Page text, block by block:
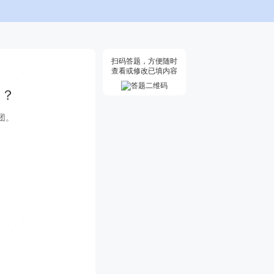
扫码答题，方便随时
查看或修改已填内容